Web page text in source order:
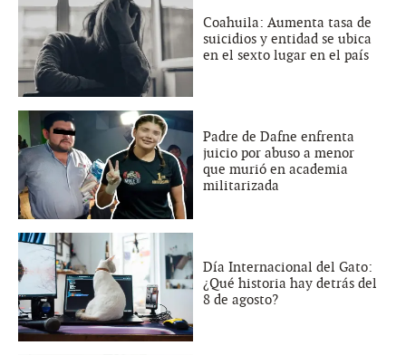
Coahuila: Aumenta tasa de
suicidios y entidad se ubica
en el sexto lugar en el país
Padre de Dafne enfrenta
juicio por abuso a menor
que murió en academia
militarizada
Día Internacional del Gato:
¿Qué historia hay detrás del
8 de agosto?